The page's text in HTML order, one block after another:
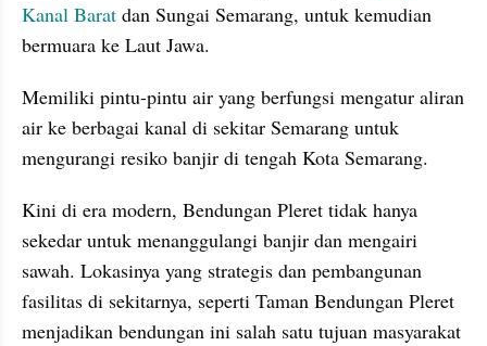
Kanal Barat dan Sungai Semarang, untuk kemudian
bermuara ke Laut Jawa.
Memiliki pintu-pintu air yang berfungsi mengatur aliran
air ke berbagai kanal di sekitar Semarang untuk
mengurangi resiko banjir di tengah Kota Semarang.
Kini di era modern, Bendungan Pleret tidak hanya
sekedar untuk menanggulangi banjir dan mengairi
sawah. Lokasinya yang strategis dan pembangunan
fasilitas di sekitarnya, seperti Taman Bendungan Pleret
menjadikan bendungan ini salah satu tujuan masyarakat